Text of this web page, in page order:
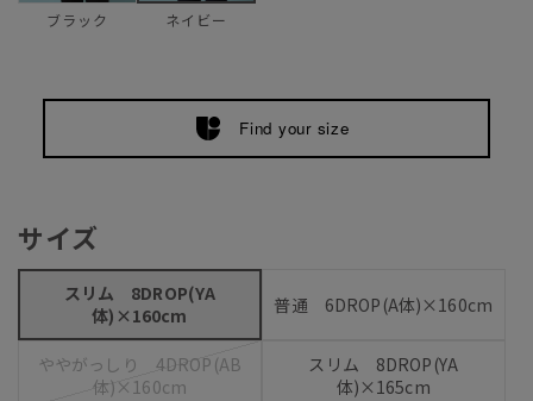
ブラック ネイビー
Find your size
サイズ
スリム 8DROP(YA
体)×160cm
普通 6DROP(A体)×160cm
ややがっしり 4DROP(AB
体)×160cm
スリム 8DROP(YA
体)×165cm